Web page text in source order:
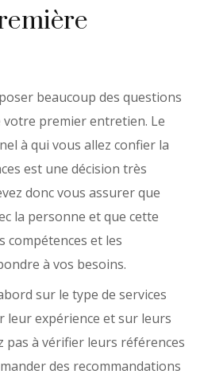
beaucoup des questions
votre premier entretien. Le
à qui vous allez confier la
est une décision très
donc vous assurer que
la personne et que cette
compétences et les
à vos besoins.
sur le type de services
leur expérience et sur leurs
pas à vérifier leurs références
des recommandations